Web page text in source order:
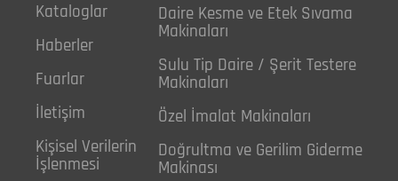
Kataloglar
Haberler
Fuarlar
İletişim
Kişisel Verilerin
İşlenmesi
Daire Kesme ve Etek Sıvama
Makinaları
Sulu Tip Daire / Şerit Testere
Makinaları
Özel İmalat Makinaları
Doğrultma ve Gerilim Giderme
Makinası